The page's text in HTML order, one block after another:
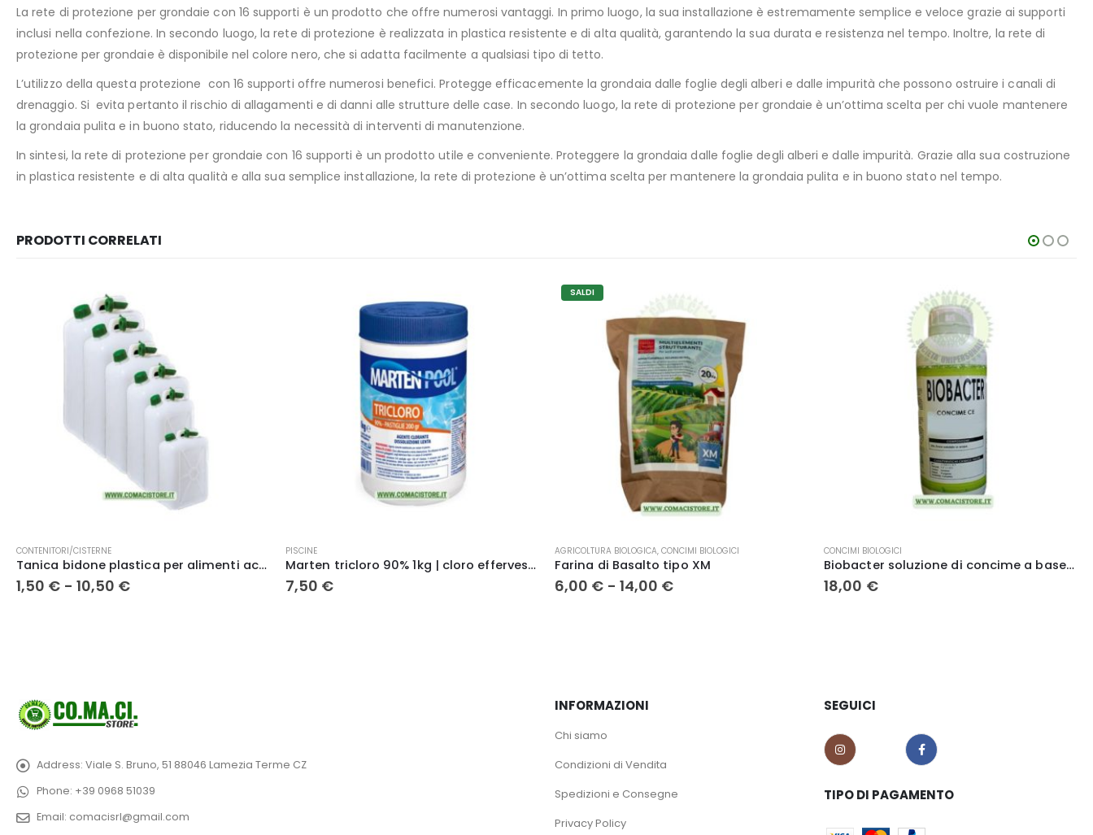
La rete di protezione per grondaie con 16 supporti è un prodotto che offre numerosi vantaggi. In primo luogo, la sua installazione è estremamente semplice e veloce grazie ai supporti
inclusi nella confezione. In secondo luogo, la rete di protezione è realizzata in plastica resistente e di alta qualità, garantendo la sua durata e resistenza nel tempo. Inoltre, la rete di
protezione per grondaie è disponibile nel colore nero, che si adatta facilmente a qualsiasi tipo di tetto.
L’utilizzo della questa protezione con 16 supporti offre numerosi benefici. Protegge efficacemente la grondaia dalle foglie degli alberi e dalle impurità che possono ostruire i canali di
drenaggio. Si evita pertanto il rischio di allagamenti e di danni alle strutture delle case. In secondo luogo, la rete di protezione per grondaie è un’ottima scelta per chi vuole mantenere
la grondaia pulita e in buono stato, riducendo la necessità di interventi di manutenzione.
In sintesi, la rete di protezione per grondaie con 16 supporti è un prodotto utile e conveniente. Proteggere la grondaia dalle foglie degli alberi e dalle impurità. Grazie alla sua costruzione
in plastica resistente e di alta qualità e alla sua semplice installazione, la rete di protezione è un’ottima scelta per mantenere la grondaia pulita e in buono stato nel tempo.
PRODOTTI CORRELATI
CISTERNE
Tanica bidone plastica per alimenti acqua vino olio
€-10,50€Fascia
Marten tricloro 90% 1kg | cloro effervescente a lenta dissoluzione pastiglie 200 gr
€
AGRICOLTURA BIOLOGICA,CONCIMI BIOLOGICI
Farina di Basalto tipo XM
€-14,00€Fascia
CONCIMI BIOLOGICI
Biobacter soluzione di concime a base di zinco (Zn) 1L. L.G. Italia
18,00€
Address: Viale S. Bruno, 51 88046 Lamezia Terme CZ
Phone: +39 0968 51039
Email: comacisrl@gmail.com
INFORMAZIONI
Chi siamo
Condizioni di Vendita
Spedizioni e Consegne
Privacy Policy
SEGUICI
TIPO DI PAGAMENTO